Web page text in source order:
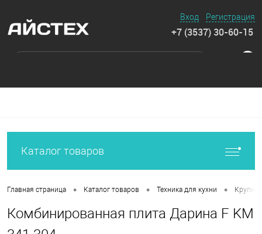
Вход Регистрация
+7 (3537) 30-60-15
Каталог товаров
Главная страница • Каталог товаров • Техника для кухни •
Комбинированная плита Дарина F KM